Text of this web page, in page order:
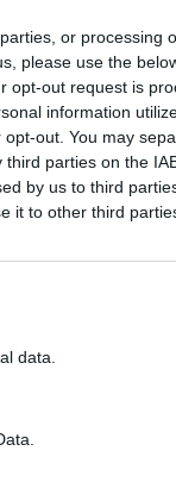
or processing
please use the
opt-out request is
information
out. You may
parties on the
by us to third
it to other third
data.